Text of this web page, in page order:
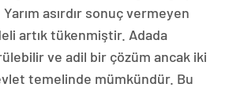
asırdır sonuç vermeyen
artık tükenmiştir. Adada
ve adil bir çözüm ancak iki
temelinde mümkündür. Bu